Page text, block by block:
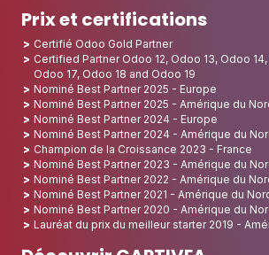
Prix et certifications
Certifié Odoo Gold Partner
Certified Partner Odoo 12, Odoo 13, Odoo
Odoo 17, Odoo 18 and Odoo 19
Nominé Best Partner 2025 - Europe
Nominé Best Partner 2025 - Amérique du
Nominé Best Partner 2024 - Europe
Nominé Best Partner 2024 - Amérique du
Champion de la Croissance 2023 - France
Nominé Best Partner 2023 - Amérique du
Nominé Best Partner 2022 - Amérique du
Nominé Best Partner 2021 - Amérique du
Nominé Best Partner 2020 - Amérique du
Lauréat du prix du meilleur starter 2019 -